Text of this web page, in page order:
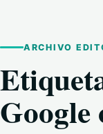
ARCHIVO
Google